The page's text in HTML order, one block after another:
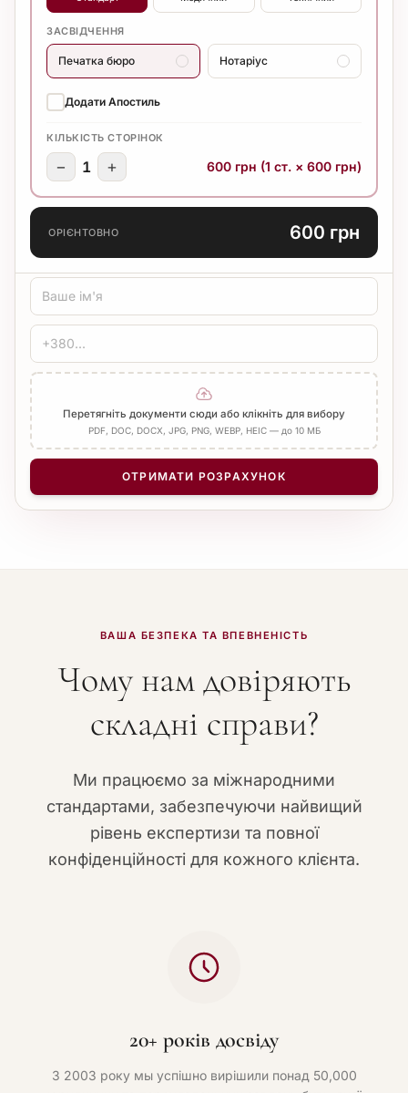
ЗАСВІДЧЕННЯ
Печатка бюро Нотаріус
Додати Апостиль
КІЛЬКІСТЬ СТОРІНОК
− 1 + 600 грн (1 ст. × 600 грн)
ОРІЄНТОВНО 600 грн
Перетягніть документи сюди або клікніть для вибору
PDF, DOC, DOCX, JPG, PNG, WEBP, HEIC — до 10 МБ
ОТРИМАТИ РОЗРАХУНОК
ВАША БЕЗПЕКА ТА ВПЕВНЕНІСТЬ
Чому нам довіряють
складні справи?
Ми працюємо за міжнародними
стандартами, забезпечуючи найвищий
рівень експертизи та повної
конфіденційності для кожного клієнта.
20+ років досвіду
З 2003 року мы успішно вирішили понад 50,000